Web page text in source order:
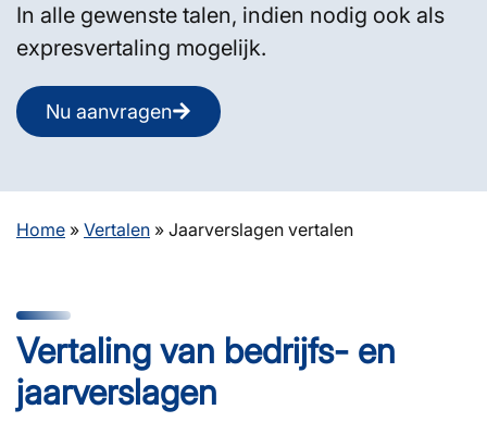
In alle gewenste talen, indien nodig ook als
expresvertaling mogelijk.
Nu aanvragen
Home » Vertalen » Jaarverslagen vertalen
Vertaling van bedrijfs- en
jaarverslagen